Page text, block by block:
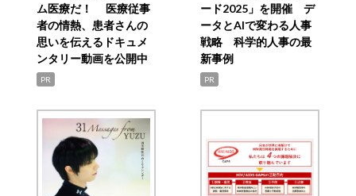
ム医療だ！ 医療従事
者の情熱、患者さんの
思いを伝えるドキュメ
ンタリー動画を公開中
PR
ード2025」を開催 デ
ータとAIで変わる人事
戦略 科学的人事の最
新事例
PR